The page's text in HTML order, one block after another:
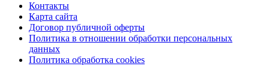
Контакты
Карта сайта
Договор публичной оферты
Политика в отношении обработки персональных
данных
Политика обработка cookies